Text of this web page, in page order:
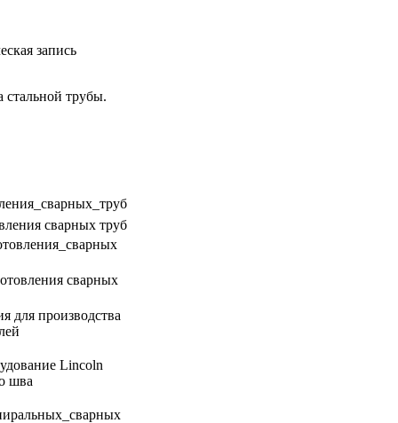
запись
стальной трубы.
сварных труб
сварных
Lincoln
шва